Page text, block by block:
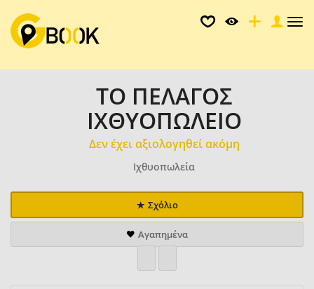
ΤΟ ΠΕΛΑΓΟΣ
ΙΧΘΥΟΠΩΛΕΙΟ
Δεν έχει αξιολογηθεί ακόμη
Ιχθυοπωλεία
Σχόλιο
Αγαπημένα